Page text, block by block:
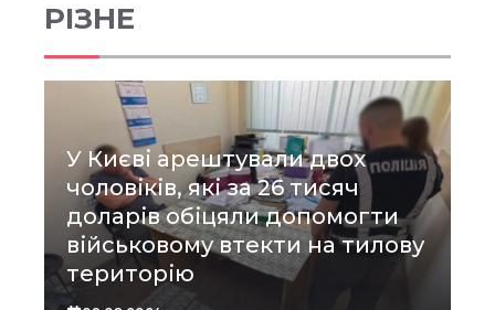
РІЗНЕ
У Києві арештували двох
чоловіків, які за 26 тисяч
доларів обіцяли допомогти
військовому втекти на тилову
територію